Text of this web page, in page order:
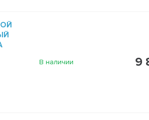
В наличии 9